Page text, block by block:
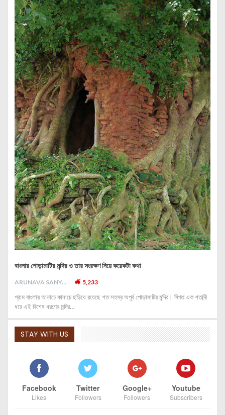
বাংলার পোড়ামাটির মন্দির ও তার সংরক্ষণ নিয়ে কয়েকটা কথা
ARUNAVA SANYAL 5,233
গ্রাম বাংলার আনাচে কানাচে ছড়িয়ে রয়েছে শত সহস্র অপূর্ব পোড়ামাটির মন্দির। বিগত এক শতাব্দী
ধরে এই বিশেষ ধরণের মন্দির…
STAY WITH US
Facebook
Likes
Twitter
Followers
Google+
Followers
Youtube
Subscribers